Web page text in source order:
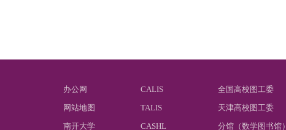
办公网
网站地图
南开大学
CALIS
TALIS
CASHL
全国高校图工委
天津高校图工委
分馆（数学图书馆）